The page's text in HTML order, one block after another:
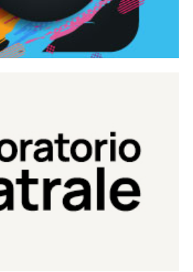
Teatrale
del Teatro Eduardo de Filippo
Continua